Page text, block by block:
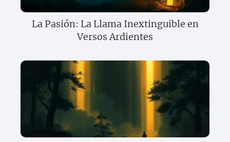
La Pasión: La Llama Inextinguible en
Versos Ardientes